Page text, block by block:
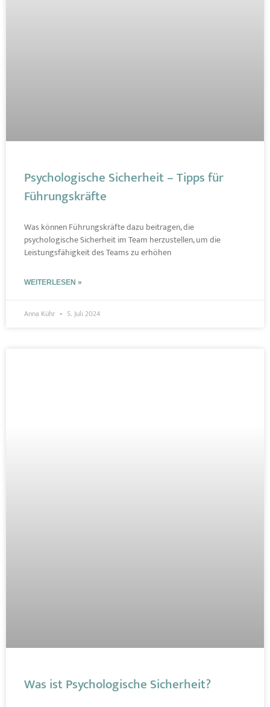
Psychologische Sicherheit – Tipps für
Führungskräfte
Was können Führungskräfte dazu beitragen, die
psychologische Sicherheit im Team herzustellen, um die
Leistungsfähigkeit des Teams zu erhöhen
WEITERLESEN »
Anna Kühr 5. Juli 2024
Was ist Psychologische Sicherheit?